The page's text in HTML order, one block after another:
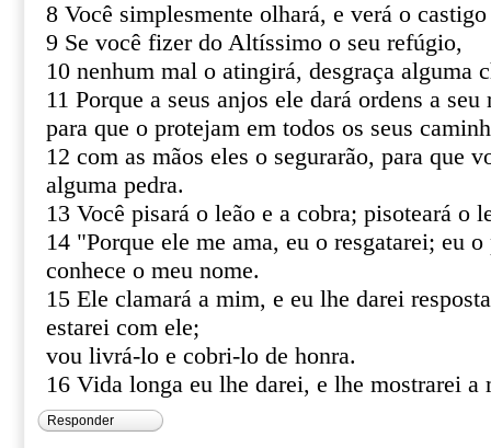
8 Você simplesmente olhará, e verá o
9 Se você fizer do Altíssimo o seu refúgio,
10 nenhum mal o atingirá, desgraça alguma
11 Porque a seus anjos ele dará ordens a seu
para que o protejam em todos os seus
12 com as mãos eles o segurarão, para que
alguma pedra.
13 Você pisará o leão e a cobra; pisoteará o
14 "Porque ele me ama, eu o resgatarei; eu
conhece o meu nome.
15 Ele clamará a mim, e eu lhe darei
estarei com ele;
vou livrá-lo e cobri-lo de honra.
16 Vida longa eu lhe darei, e lhe mostrarei a
Responder